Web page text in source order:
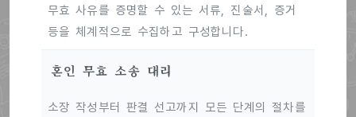
무효 사유를 증명할 수 있는 서류, 진술서, 증거
등을 체계적으로 수집하고 구성합니다.
혼인 무효 소송 대리
소장 작성부터 판결 선고까지 모든 단계의 절차를